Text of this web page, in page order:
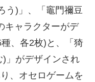
う)」、「竈門禰󠄀豆
キャラクターがデ
、各2枚)と、「猗
」がデザインされ
、オセロゲームを